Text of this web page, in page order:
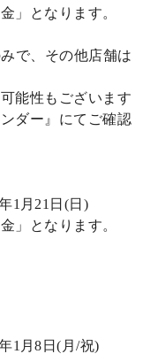
」となります。
で、その他店舗は
能性もございます
ダー』にてご確認
1月21日(日)
」となります。
1月8日(月/祝)